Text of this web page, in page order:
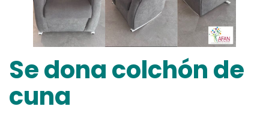
Se dona colchón de
cuna